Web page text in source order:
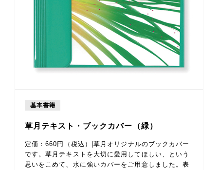
基本書籍
草月テキスト・ブックカバー（緑）
定価：660円（税込）|草月オリジナルのブックカバー
です。草月テキストを大切に愛用してほしい、という
思いをこめて、水に強いカバーをご用意しました。表